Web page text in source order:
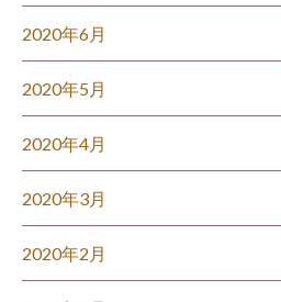
2020年6月
2020年5月
2020年4月
2020年3月
2020年2月